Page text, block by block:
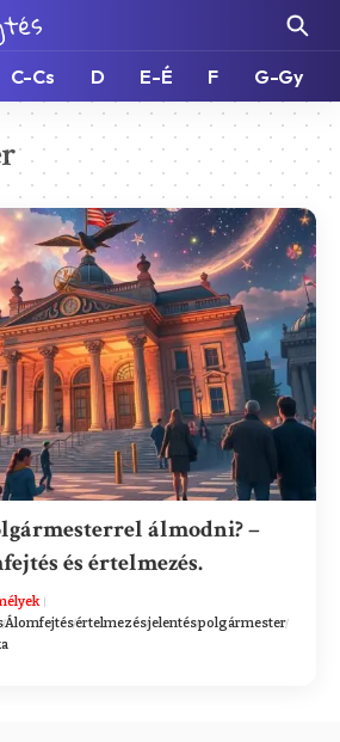
C-Cs D E-É F G-Gy
álmodni? –
és értelmezés.
Álomfejtésértelmezésjelentéspolgármester